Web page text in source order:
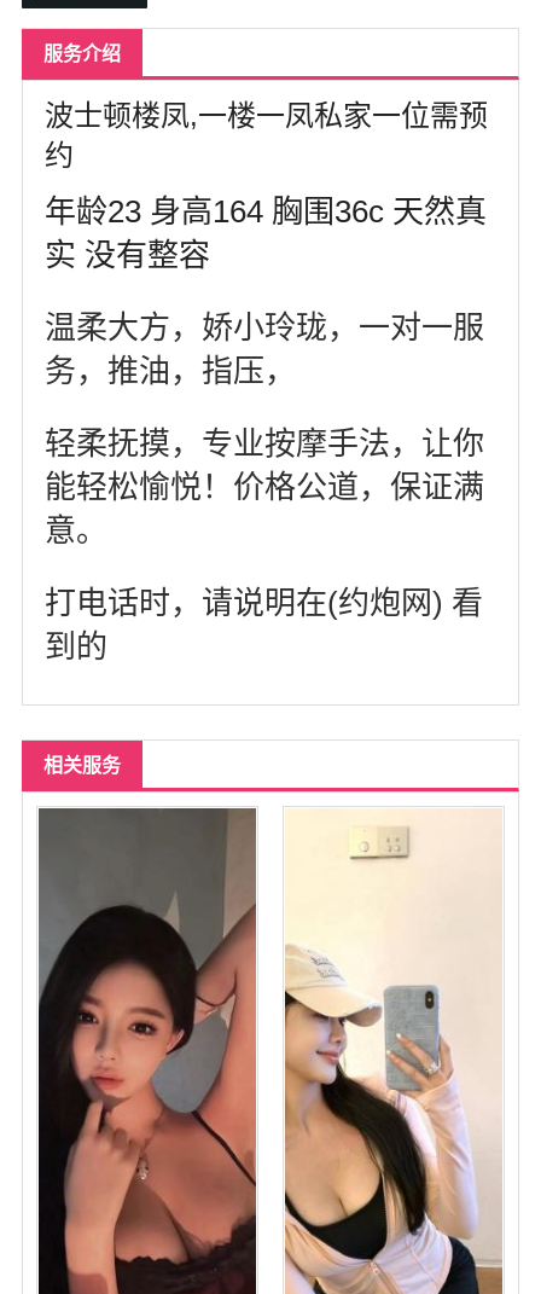
宾夕法尼亚州
马萨诸塞州
底特律
丹佛
菲尼克斯
服务介绍
波士顿楼凤,一楼一凤私家一位需预
约
年龄23 身高164 胸围36c 天然真
实 没有整容
温柔大方，娇小玲珑，一对一服
务，推油，指压，
轻柔抚摸，专业按摩手法，让你
能轻松愉悦！价格公道，保证满
意。
打电话时，请说明在(约炮网) 看
到的
相关服务